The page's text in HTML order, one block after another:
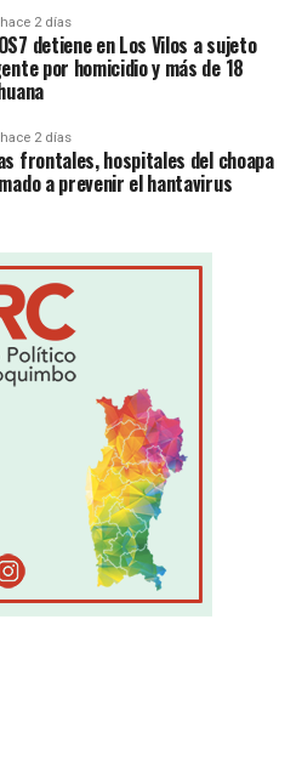
hace 2 días
detiene en Los Vilos a sujeto
por homicidio y más de 18
hace 2 días
frontales, hospitales del choapa
a prevenir el hantavirus